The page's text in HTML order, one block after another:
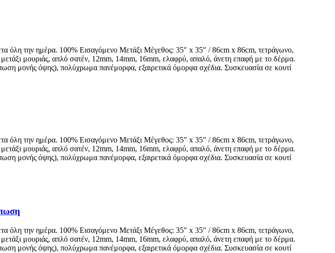
όλη την ημέρα. 100% Εισαγόμενο Μετάξι Μέγεθος: 35″ x 35″ / 86cm x 86cm, τετράγωνο,
μετάξι μουριάς, απλό σατέν, 12mm, 14mm, 16mm, ελαφρύ, απαλό, άνετη επαφή με το δέρμα.
μονής όψης), πολύχρωμα πανέμορφα, εξαιρετικά όμορφα σχέδια. Συσκευασία σε κουτί
όλη την ημέρα. 100% Εισαγόμενο Μετάξι Μέγεθος: 35″ x 35″ / 86cm x 86cm, τετράγωνο,
μετάξι μουριάς, απλό σατέν, 12mm, 14mm, 16mm, ελαφρύ, απαλό, άνετη επαφή με το δέρμα.
μονής όψης), πολύχρωμα πανέμορφα, εξαιρετικά όμορφα σχέδια. Συσκευασία σε κουτί
όλη την ημέρα. 100% Εισαγόμενο Μετάξι Μέγεθος: 35″ x 35″ / 86cm x 86cm, τετράγωνο,
μετάξι μουριάς, απλό σατέν, 12mm, 14mm, 16mm, ελαφρύ, απαλό, άνετη επαφή με το δέρμα.
μονής όψης), πολύχρωμα πανέμορφα, εξαιρετικά όμορφα σχέδια. Συσκευασία σε κουτί